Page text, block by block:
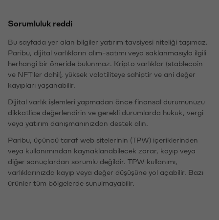
Sorumluluk reddi
Bu sayfada yer alan bilgiler yatırım tavsiyesi niteliği taşımaz.
Paribu, dijital varlıkların alım-satımı veya saklanmasıyla ilgili
herhangi bir öneride bulunmaz. Kripto varlıklar (stablecoin
ve NFT'ler dahil), yüksek volatiliteye sahiptir ve ani değer
kayıpları yaşanabilir.
Dijital varlık işlemleri yapmadan önce finansal durumunuzu
dikkatlice değerlendirin ve gerekli durumlarda hukuk, vergi
veya yatırım danışmanınızdan destek alın.
Paribu, üçüncü taraf web sitelerinin (TPW) içeriklerinden
veya kullanımından kaynaklanabilecek zarar, kayıp veya
diğer sonuçlardan sorumlu değildir. TPW kullanımı,
varlıklarınızda kayıp veya değer düşüşüne yol açabilir. Bazı
ürünler tüm bölgelerde sunulmayabilir.